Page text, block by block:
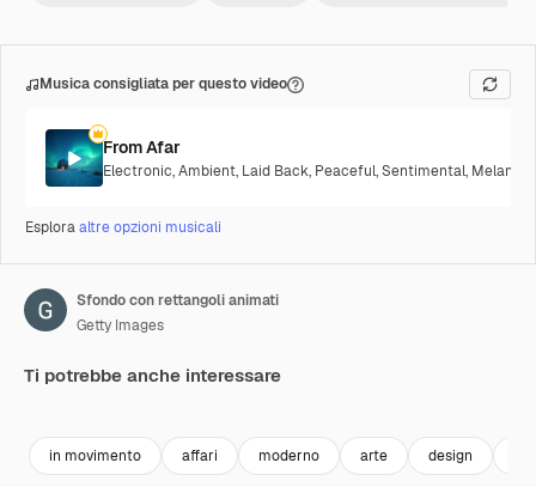
Musica consigliata per questo video
From Afar
Electronic,Ambient, Laid Back, Peaceful,Sentimental,
Esploraaltre opzioni musicali
Sfondo con rettangoli animati
Getty Images
Ti potrebbe anche interessare
in movimento affari moderno arte design